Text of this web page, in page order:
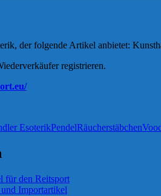
der folgende Artikel anbietet:
registrieren.
EsoterikPendelRäucherstäbchen
für den Reitsport
Importartikel